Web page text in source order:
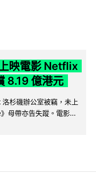
映電影 Netflix
8.19 億港元
杉磯辦公室被竊，未上
母帶亦告失蹤。電影...